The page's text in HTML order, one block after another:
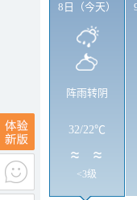
8日（今天）
阵雨转阴
32/22℃
<3级